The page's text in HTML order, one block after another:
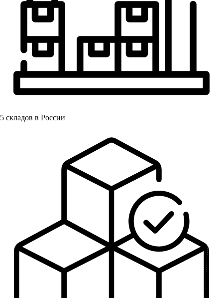
5 складов в России